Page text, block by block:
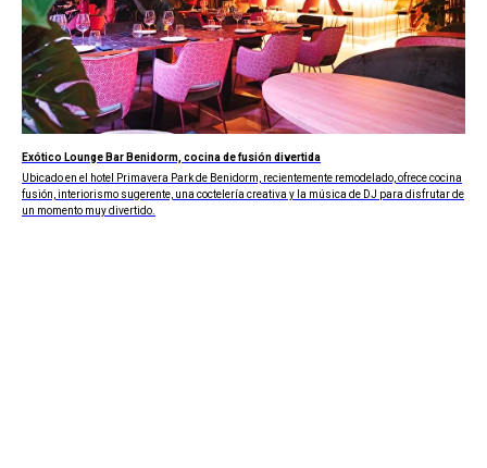
Exótico Lounge Bar Benidorm, cocina de fusión divertida
Ubicado en el hotel Primavera Park de Benidorm, recientemente remodelado, ofrece cocina
fusión, interiorismo sugerente, una coctelería creativa y la música de DJ para disfrutar de
un momento muy divertido.